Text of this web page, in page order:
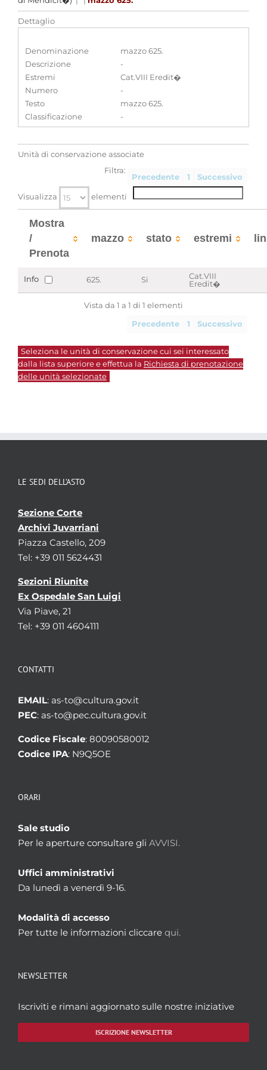
Dettaglio
Denominazione
mazzo 625.
Descrizione
-
Estremi
Cat.VIII Eredit�
Numero
-
Testo
mazzo 625.
Classificazione
-
Unità di conservazione associate
Precedente 1 Successivo
Visualizza elementi
Filtra:
Mostra
/
Prenota
mazzo stato estremi
Info 625. Si
Cat.VIII
Eredit�
Vista da 1 a 1 di 1 elementi
Precedente 1 Successivo
Seleziona le unità di conservazione cui sei interessato
dalla lista superiore e effettua la Richiesta di prenotazione
delle unità selezionate
LE SEDI DELL’ASTO
Sezione Corte
Archivi Juvarriani
Piazza Castello, 209
Tel: +39 011 5624431
Sezioni Riunite
Ex Ospedale San Luigi
Via Piave, 21
Tel: +39 011 4604111
CONTATTI
EMAIL: as-to@cultura.gov.it
PEC: as-to@pec.cultura.gov.it
Codice Fiscale: 80090580012
Codice IPA: N9Q5OE
ORARI
Sale studio
Per le aperture consultare gli AVVISI.
Uffici amministrativi
Da lunedì a venerdì 9-16.
Modalità di accesso
Per tutte le informazioni cliccare qui.
NEWSLETTER
Iscriviti e rimani aggiornato sulle nostre iniziative
ISCRIZIONE NEWSLETTER